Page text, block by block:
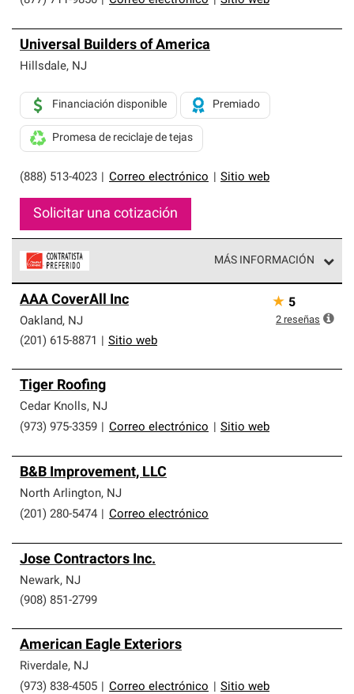
Universal Builders of America
Hillsdale, NJ
(888) 513-4023 Correo electrónico Sitio web
Financiación disponible Premiado
Promesa de reciclaje de tejas
Solicitar una cotización
MÁS INFORMACIÓN
parte de una red exclusiva de profesionales de techos
que cumplen con altos estándares y requisitos estrictos
de profesionalismo y confiabilidad.
AAA CoverAll Inc
Oakland, NJ
(201) 615-8871
Sitio web
★ 5
2 reseñas
Tiger Roofing
Cedar Knolls, NJ
(973) 975-3359
Correo electrónico Sitio web
B&B Improvement, LLC
North Arlington, NJ
(201) 280-5474
Correo electrónico
Jose Contractors Inc.
Newark, NJ
(908) 851-2799
American Eagle Exteriors
Riverdale, NJ
(973) 838-4505
Correo electrónico Sitio web